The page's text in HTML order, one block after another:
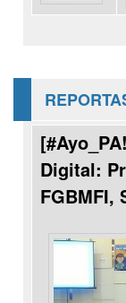
Digital:
FGBMFI,